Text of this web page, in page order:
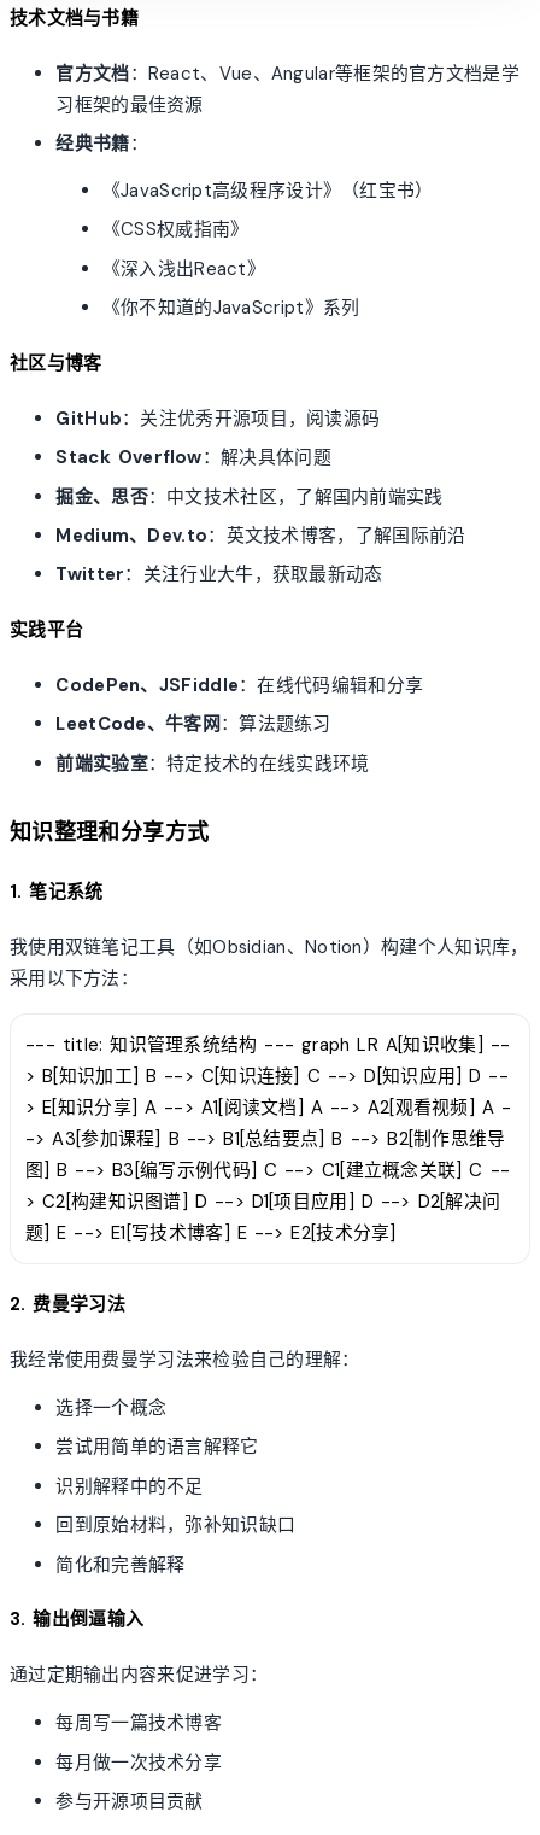
技术文档与书籍
官方文档：React、Vue、Angular等框架的官方文档是学
习框架的最佳资源
经典书籍：
《JavaScript高级程序设计》（红宝书）
《CSS权威指南》
《深入浅出React》
《你不知道的JavaScript》系列
社区与博客
GitHub：关注优秀开源项目，阅读源码
Stack Overflow：解决具体问题
掘金、思否：中文技术社区，了解国内前端实践
Medium、Dev.to：英文技术博客，了解国际前沿
Twitter：关注行业大牛，获取最新动态
实践平台
CodePen、JSFiddle：在线代码编辑和分享
LeetCode、牛客网 ：算法题练习
前端实验室：特定技术的在线实践环境
知识整理和分享方式
1. 笔记系统
我使用双链笔记工具（如Obsidian、Notion）构建个人知识库，
采用以下方法：
--- title: 知识管理系统结构 --- graph LR A[知识收集] --
> B[知识加工] B --> C[知识连接] C --> D[知识应用] D --
> E[知识分享] A --> A1[阅读文档] A --> A2[观看视频] A -
-> A3[参加课程] B --> B1[总结要点] B --> B2[制作思维导
图] B --> B3[编写示例代码] C --> C1[建立概念关联] C --
> C2[构建知识图谱] D --> D1[项目应用] D --> D2[解决问
题] E --> E1[写技术博客] E --> E2[技术分享]
2. 费曼学习法
我经常使用费曼学习法来检验自己的理解：
选择一个概念
尝试用简单的语言解释它
识别解释中的不足
回到原始材料，弥补知识缺口
简化和完善解释
3. 输出倒逼输入
通过定期输出内容来促进学习：
每周写一篇技术博客
每月做一次技术分享
参与开源项目贡献